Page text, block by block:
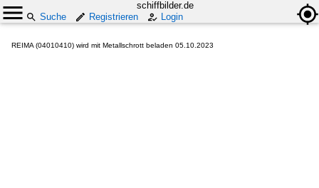
schiffbilder.de
Suche
Registrieren Login
REIMA (04010410) wird mit Metallschrott beladen 05.10.2023